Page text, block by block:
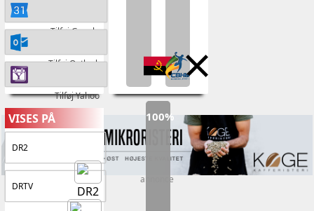
Tilføj Google
Tilføj Outlook
Tilføj Yahoo
100%
VISES PÅ
DR2
DRTV
annonce